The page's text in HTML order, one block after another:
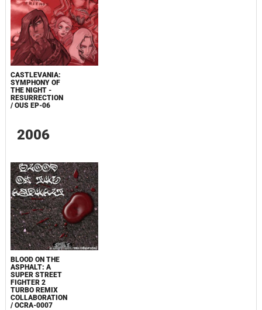
CASTLEVANIA:
SYMPHONY OF
THE NIGHT -
RESURRECTION
/ OUS EP-06
2006
BLOOD ON THE
ASPHALT: A
SUPER STREET
FIGHTER 2
TURBO REMIX
COLLABORATION
/ OCRA-0007